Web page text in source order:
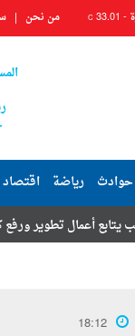
-
33.01
C من نحن
حوادث رياضة
كفاءة شارعي محكمة
18:12